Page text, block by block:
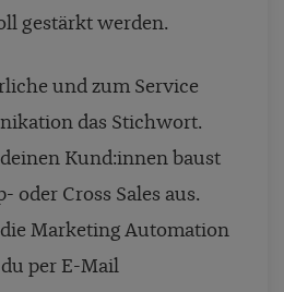
gestärkt werden.
und zum Service
das Stichwort.
Kund:innen baust
oder Cross Sales aus.
Marketing Automation
per E-Mail